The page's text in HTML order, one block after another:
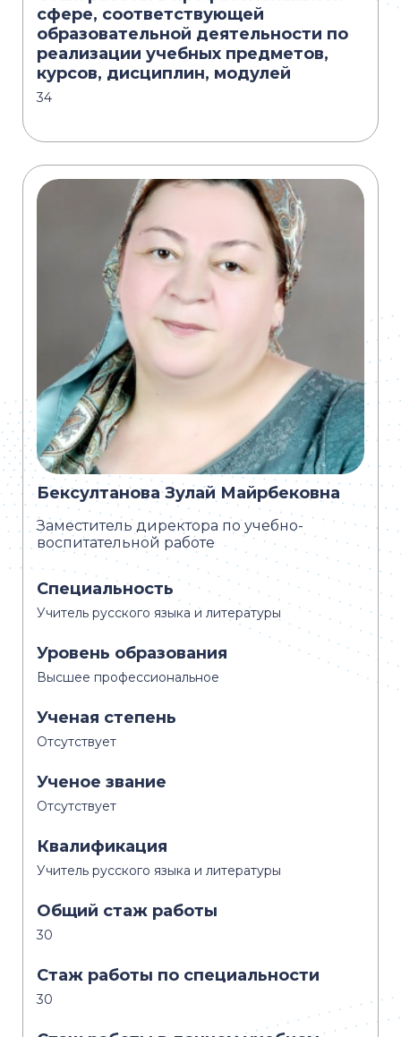
сфере, соответствующей
образовательной деятельности по
реализации учебных предметов,
курсов, дисциплин, модулей
34
Бексултанова Зулай Майрбековна
Заместитель директора по учебно-
воспитательной работе
Специальность
Учитель русского языка и литературы
Уровень образования
Высшее профессиональное
Ученая степень
Отсутствует
Ученое звание
Отсутствует
Квалификация
Учитель русского языка и литературы
Общий стаж работы
30
Стаж работы по специальности
30